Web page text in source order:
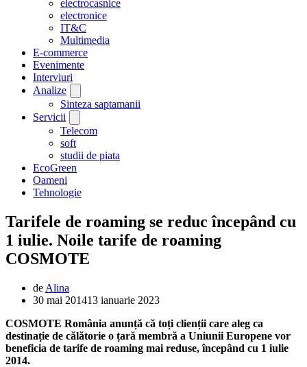
electrocasnice
electronice
IT&C
Multimedia
E-commerce
Evenimente
Interviuri
Analize
Sinteza saptamanii
Servicii
Telecom
soft
studii de piata
EcoGreen
Oameni
Tehnologie
Tarifele de roaming se reduc începând cu
1 iulie. Noile tarife de roaming
COSMOTE
de Alina
30 mai 201413 ianuarie 2023
COSMOTE România anunță că toți clienții care aleg ca
destinație de călătorie o țară membră a Uniunii Europene vor
beneficia de tarife de roaming mai reduse, începând cu 1 iulie
2014.